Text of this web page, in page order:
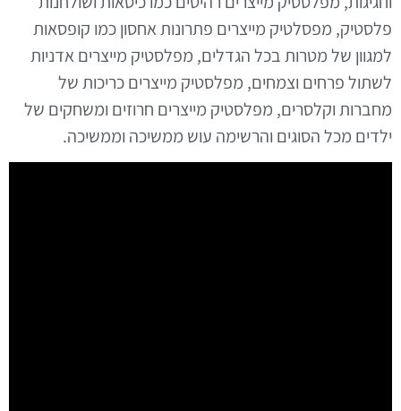
פלסטיק, מפסלטיק מייצרים פתרונות אחסון כמו קופסאות
למגוון של מטרות בכל הגדלים, מפלסטיק מייצרים אדניות
לשתול פרחים וצמחים, מפלסטיק מייצרים כריכות של
מחברות וקלסרים, מפלסטיק מייצרים חרוזים ומשחקים של
ילדים מכל הסוגים והרשימה עוש ממשיכה וממשיכה.